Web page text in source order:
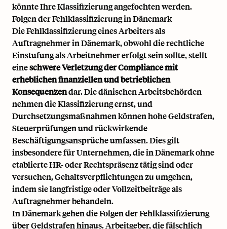
könnte Ihre Klassifizierung angefochten werden.
Folgen der Fehlklassifizierung in Dänemark
Die Fehlklassifizierung eines Arbeiters als
Auftragnehmer in Dänemark, obwohl die rechtliche
Einstufung als Arbeitnehmer erfolgt sein sollte, stellt
eineschwere Verletzung der Compliance mit
erheblichen finanziellen und betrieblichen
Konsequenzendar. Die dänischen Arbeitsbehörden
nehmen die Klassifizierung ernst, und
Durchsetzungsmaßnahmen können hohe Geldstrafen,
Steuerprüfungen und rückwirkende
Beschäftigungsansprüche umfassen. Dies gilt
insbesondere für Unternehmen, die in Dänemark ohne
etablierte HR- oder Rechtspräsenz tätig sind oder
versuchen, Gehaltsverpflichtungen zu umgehen,
indem sie langfristige oder Vollzeitbeiträge als
Auftragnehmer behandeln.
In Dänemark gehen die Folgen der Fehlklassifizierung
über Geldstrafen hinaus. Arbeitgeber, die fälschlich